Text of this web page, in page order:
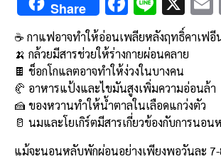
Share
ac
e
b
o
o
k
n
e
m
☕ กาแฟอาจทำให้อ่อนเพลียหลังฤทธิ์คาเฟ
🍌 กล้วยมีสารช่วยให้ร่างกายผ่อนคลาย
🍫 ช็อกโกแลตอาจทำให้ง่วงในบางคน
🥐 อาหารแป้งและไขมันสูงเพิ่มความอ่อนล้า
🍰 ของหวานทำให้น้ำตาลในเลือดแกว่งตัว
🥛 นมและโยเกิร์ตมีสารเกี่ยวข้องกับการนอน
แม้จะนอนหลับพักผ่อนอย่างเพียงพอวันละ